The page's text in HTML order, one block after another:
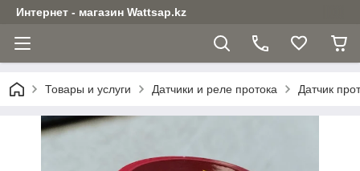
Интернет - магазин Wattsap.kz
Товары и услуги Датчики и реле протока Датчик